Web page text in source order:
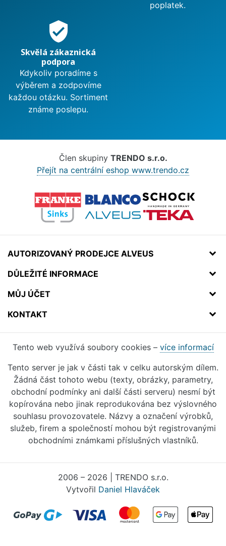
poplatek.
verified_user
Skvělá zákaznická
podpora
Kdykoliv poradíme s
výběrem a zodpovíme
každou otázku. Sortiment
známe poslepu.
Člen skupiny TRENDO s.r.o.
Přejít na centrální eshop www.trendo.cz
AUTORIZOVANÝ PRODEJCE ALVEUS
DŮLEŽITÉ INFORMACE
MŮJ ÚČET
KONTAKT
Tento web využívá soubory cookies – více informací
Tento server je jak v části tak v celku autorským dílem.
Žádná část tohoto webu (texty, obrázky, parametry,
obchodní podmínky ani další části serveru) nesmí být
kopírována nebo jinak reprodukována bez výslovného
souhlasu provozovatele. Názvy a označení výrobků,
služeb, firem a společností mohou být registrovanými
obchodními známkami příslušných vlastníků.
2006 – 2026 | TRENDO s.r.o.
Vytvořil Daniel Hlaváček